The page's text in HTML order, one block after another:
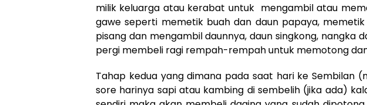
milik keluarga atau kerabat untuk mengambil atau
gawe seperti memetik buah dan daun papaya,
pisang dan mengambil daunnya, daun singkong, nangka
pergi membeli ragi rempah-rempah untuk memotong
Tahap kedua yang dimana pada saat hari ke Sembilan
sore harinya sapi atau kambing di sembelih (jika ada)